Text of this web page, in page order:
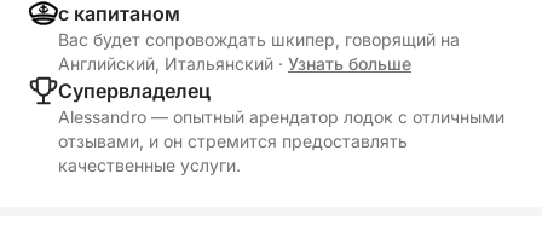
с капитаном
Вас будет сопровождать шкипер, говорящий на
Английский, Итальянский · Узнать больше
Cупервладелец
Alessandro — опытный арендатор лодок с отличными
отзывами, и он стремится предоставлять
качественные услуги.